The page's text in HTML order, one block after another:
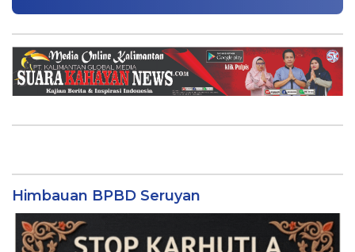
Himbauan BPBD Seruyan